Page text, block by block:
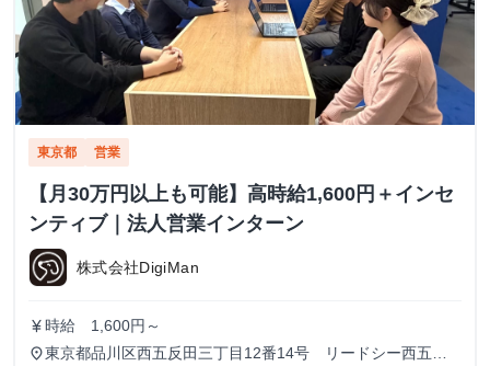
東京都 営業
【月30万円以上も可能】高時給1,600円＋インセ
ンティブ｜法人営業インターン
株式会社DigiMan
currency_yen 時給 1,600円～
place東京都品川区西五反田三丁目12番14号 リードシー西五反